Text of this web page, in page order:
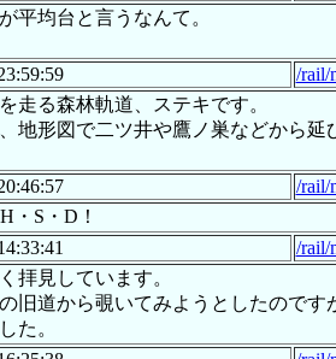
平均台と言うなんて。
/rail/
走る森林軌道、ステキです。
地形図で二ツ井や鷹ノ巣などから
/rail/
・S・D！
/rail/
拝見しています。
旧道から覗いてみようとしたので
た。